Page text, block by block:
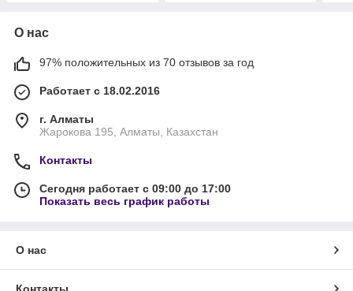
О нас
97% положительных из 70 отзывов за год
Работает с 18.02.2016
г. Алматы
Жарокова 195, Алматы, Казахстан
Контакты
Сегодня работает с 09:00 до 17:00
Показать весь график работы
О нас